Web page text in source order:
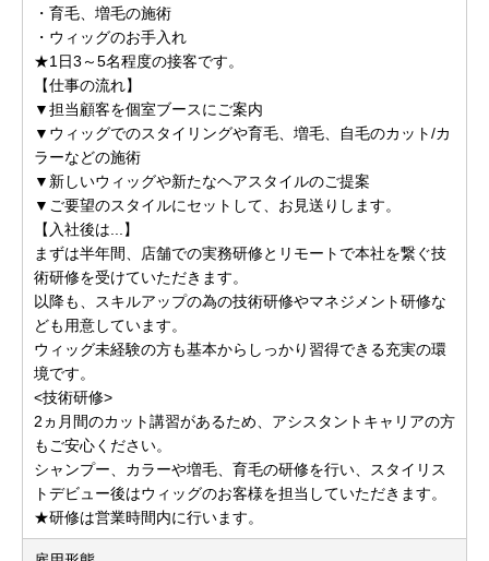
・育毛、増毛の施術
・ウィッグのお手入れ
★1日3～5名程度の接客です。
【仕事の流れ】
▼担当顧客を個室ブースにご案内
▼ウィッグでのスタイリングや育毛、増毛、自毛のカット/カ
ラーなどの施術
▼新しいウィッグや新たなヘアスタイルのご提案
▼ご要望のスタイルにセットして、お見送りします。
【入社後は...】
まずは半年間、店舗での実務研修とリモートで本社を繋ぐ技
術研修を受けていただきます。
以降も、スキルアップの為の技術研修やマネジメント研修な
ども用意しています。
ウィッグ未経験の方も基本からしっかり習得できる充実の環
境です。
<技術研修>
2ヵ月間のカット講習があるため、アシスタントキャリアの方
もご安心ください。
シャンプー、カラーや増毛、育毛の研修を行い、スタイリス
トデビュー後はウィッグのお客様を担当していただきます。
★研修は営業時間内に行います。